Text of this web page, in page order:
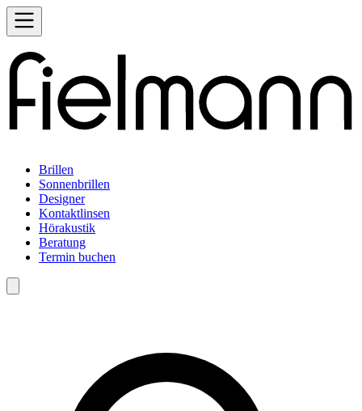
Brillen
Sonnenbrillen
Designer
Kontaktlinsen
Hörakustik
Beratung
Termin buchen